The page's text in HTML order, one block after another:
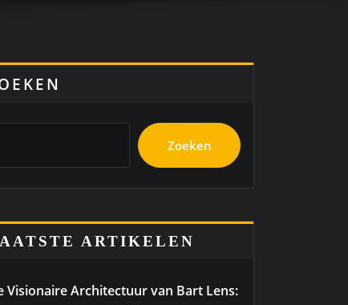
Zoeken
ARTIKELEN
Visionaire Architectuur van Bart Lens: